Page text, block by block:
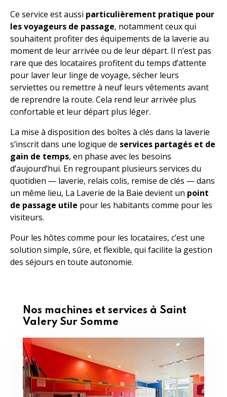
Ce service est aussi particulièrement pratique pour
les voyageurs de passage, notamment ceux qui
souhaitent profiterdes équipements de la laverie au
moment de leur arrivée ou de leur départ. Il n’est pas
rare que des locataires profitent du temps d’attente
pour laver leur linge de voyage, sécher leurs
serviettes ou remettre à neuf leurs vêtements avant
de reprendre la route. Cela rend leur arrivée plus
confortable et leur départ plus léger.
La mise à disposition des boîtes à clés dans la laverie
s’inscrit dans une logique de services partagés et de
gain de temps, en phase avec les besoins
d’aujourd’hui. En regroupant plusieurs services du
quotidien — laverie, relais colis, remise de clés — dans
un même lieu, La Laverie de la Baie devient un point
de passage utile pour les habitants comme pour les
visiteurs.
Pour les hôtes comme pour les locataires, c’est une
solution simple, sûre, et flexible, qui facilite la gestion
des séjours en toute autonomie.
Nos machines et services à Saint
Valery Sur Somme